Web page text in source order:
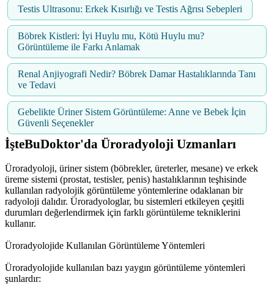
Testis Ultrasonu: Erkek Kısırlığı ve Testis Ağrısı Sebepleri
Böbrek Kistleri: İyi Huylu mu, Kötü Huylu mu?
Görüntüleme ile Farkı Anlamak
Renal Anjiyografi Nedir? Böbrek Damar Hastalıklarında Tanı
ve Tedavi
Gebelikte Üriner Sistem Görüntüleme: Anne ve Bebek İçin
Güvenli Seçenekler
İşteBuDoktor'da Üroradyoloji Uzmanları
Üroradyoloji, üriner sistem (böbrekler, üreterler, mesane) ve erkek
üreme sistemi (prostat, testisler, penis) hastalıklarının teşhisinde
kullanılan radyolojik görüntüleme yöntemlerine odaklanan bir
radyoloji dalıdır. Üroradyologlar, bu sistemleri etkileyen çeşitli
durumları değerlendirmek için farklı görüntüleme tekniklerini
kullanır.
Üroradyolojide Kullanılan Görüntüleme Yöntemleri
Üroradyolojide kullanılan bazı yaygın görüntüleme yöntemleri
şunlardır: